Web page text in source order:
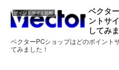
ポイントサイト比較
ベクタ
ントサ
してみ
ベクターPCショップはどのポイント
てみました！